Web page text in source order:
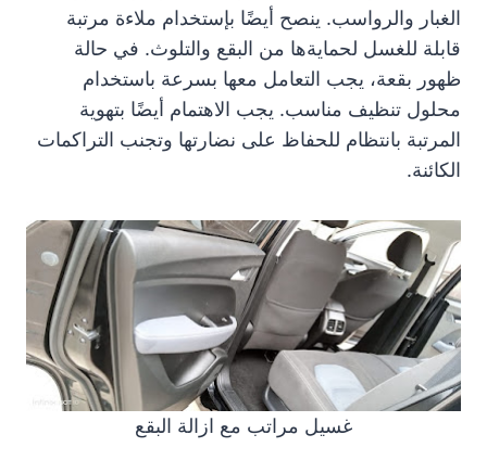
الغبار والرواسب. ينصح أيضًا بإستخدام ملاءة مرتبة
قابلة للغسل لحمايةها من البقع والتلوث. في حالة
ظهور بقعة، يجب التعامل معها بسرعة باستخدام
محلول تنظيف مناسب. يجب الاهتمام أيضًا بتهوية
المرتبة بانتظام للحفاظ على نضارتها وتجنب التراكمات
الكائنة.
غسيل مراتب مع ازالة البقع